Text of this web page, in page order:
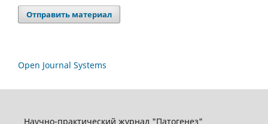
Отправить материал
Open Journal Systems
Научно-практический журнал "Патогенез"